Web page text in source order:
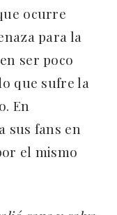
ocurre
para la
ser poco
que sufre la
En
sus fans en
el mismo